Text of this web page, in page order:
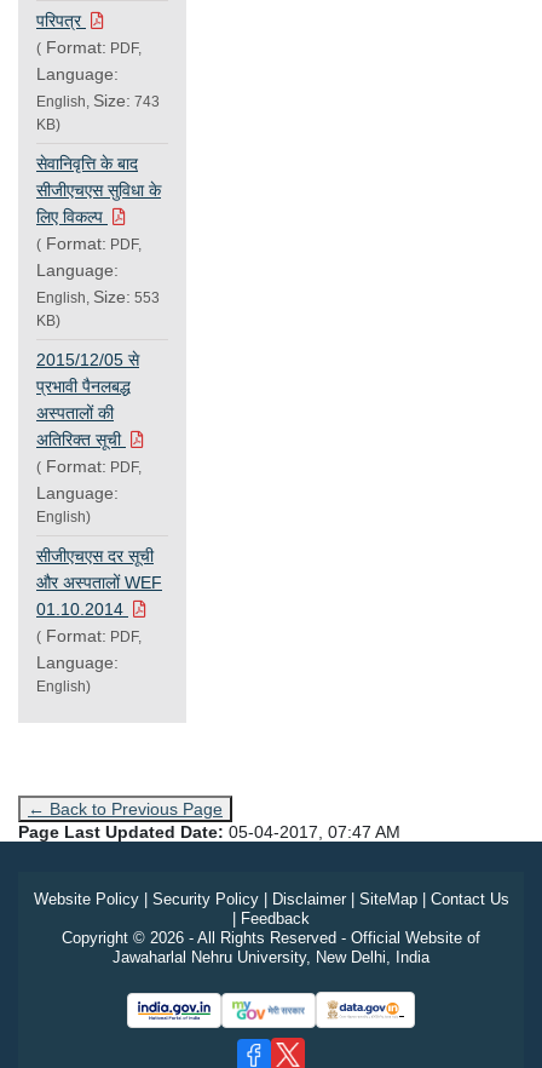
परिपत्र
( Format: PDF,
Language:
English, Size: 743
KB)
सेवानिवृत्ति के बाद
सीजीएचएस सुविधा के
लिए विकल्प
( Format: PDF,
Language:
English, Size: 553
KB)
2015/12/05 से
प्रभावी पैनलबद्ध
अस्पतालों की
अतिरिक्त सूची
( Format: PDF,
Language:
English)
सीजीएचएस दर सूची
और अस्पतालों WEF
01.10.2014
( Format: PDF,
Language:
English)
← Back to Previous Page
Page Last Updated Date: 05-04-2017, 07:47 AM
Website Policy| Security Policy| Disclaimer| SiteMap| Contact Us
Feedback
Copyright © 2026 - All Rights Reserved - Official Website of
Jawaharlal Nehru University, New Delhi, India